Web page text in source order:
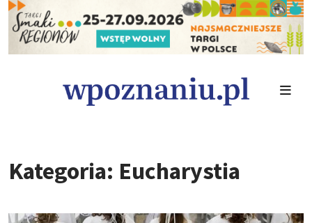
Kategoria: Eucharystia